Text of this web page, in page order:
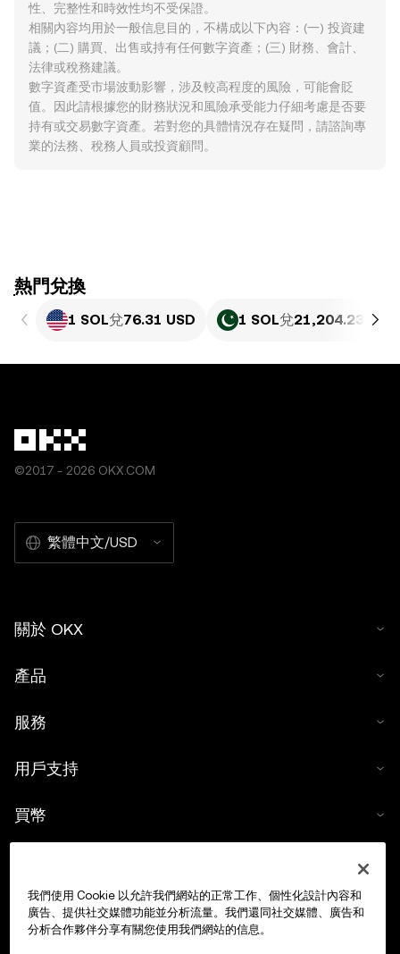
性、完整性和時效性均不受保證。
相關內容均用於一般信息目的，不構成以下內容：(一) 投資建
議；(二) 購買、出售或持有任何數字資產；(三) 財務、會計、
法律或稅務建議。
數字資產受市場波動影響，涉及較高程度的風險，可能會貶
值。因此請根據您的財務狀況和風險承受能力仔細考慮是否要
持有或交易數字資產。若對您的具體情況存在疑問，請諮詢專
業的法務、稅務人員或投資顧問。
ִִִִִִִִִִִִִִִִִִִִִִִִִִִִִִִִִִִִִִִִִִִִִִִִ熱門兌換
1 SOL兌76.31 USD 1 SOL兌21,204.23 PKR
©2017 - 2026 OKX.COM
繁體中文/USD
關於 OKX
產品
服務
用戶支持
買幣
交易
我們使用 Cookie 以允許我們網站的正常工作、個性化設計內容和
廣告、提供社交媒體功能並分析流量。我們還同社交媒體、廣告和
分析合作夥伴分享有關您使用我們網站的信息。